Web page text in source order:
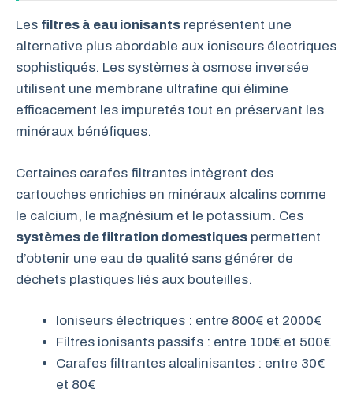
Les filtres à eau ionisants représentent une
alternative plus abordable aux ioniseurs électriques
sophistiqués. Les systèmes à osmose inversée
utilisent une membrane ultrafine qui élimine
efficacement les impuretés tout en préservant les
minéraux bénéfiques.
Certaines carafes filtrantes intègrent des
cartouches enrichies en minéraux alcalins comme
le calcium, le magnésium et le potassium. Ces
systèmes de filtration domestiques permettent
d’obtenir une eau de qualité sans générer de
déchets plastiques liés aux bouteilles.
Ioniseurs électriques : entre 800€ et 2000€
Filtres ionisants passifs : entre 100€ et 500€
Carafes filtrantes alcalinisantes : entre 30€
et 80€